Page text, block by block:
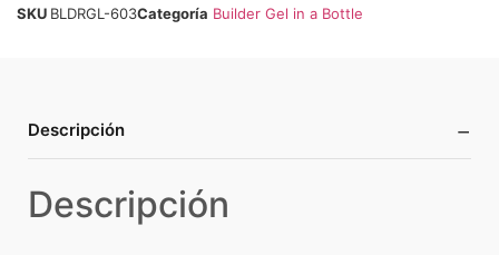
SKU BLDRGL-603Categoría Builder Gel in a Bottle
Descripción −
Descripción